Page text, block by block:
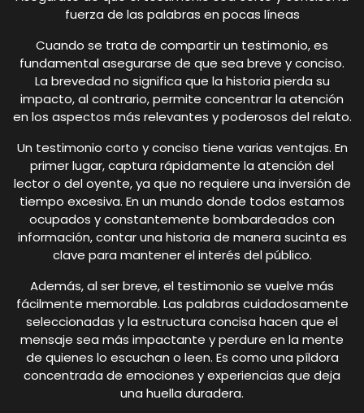
fuerza de las palabras en pocas líneas
Cuando se trata de compartir un testimonio, es
fundamental asegurarse de que sea breve y conciso.
La brevedad no significa que la historia pierda su
impacto, al contrario, permite concentrar la atención
en los aspectos más relevantes y poderosos del relato.
Un testimonio corto y conciso tiene varias ventajas. En
primer lugar, captura rápidamente la atención del
lector o del oyente, ya que no requiere una inversión de
tiempo excesiva. En un mundo donde todos estamos
ocupados y constantemente bombardeados con
información, contar una historia de manera sucinta es
clave para mantener el interés del público.
Además, al ser breve, el testimonio se vuelve más
fácilmente memorable. Las palabras cuidadosamente
seleccionadas y la estructura concisa hacen que el
mensaje sea más impactante y perdure en la mente
de quienes lo escuchan o leen. Es como una píldora
concentrada de emociones y experiencias que deja
una huella duradera.